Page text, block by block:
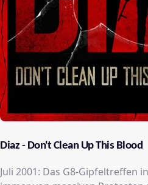
Diaz - Don't Clean Up This Blood
Juli 2001: Das G8-Gipfeltreffen